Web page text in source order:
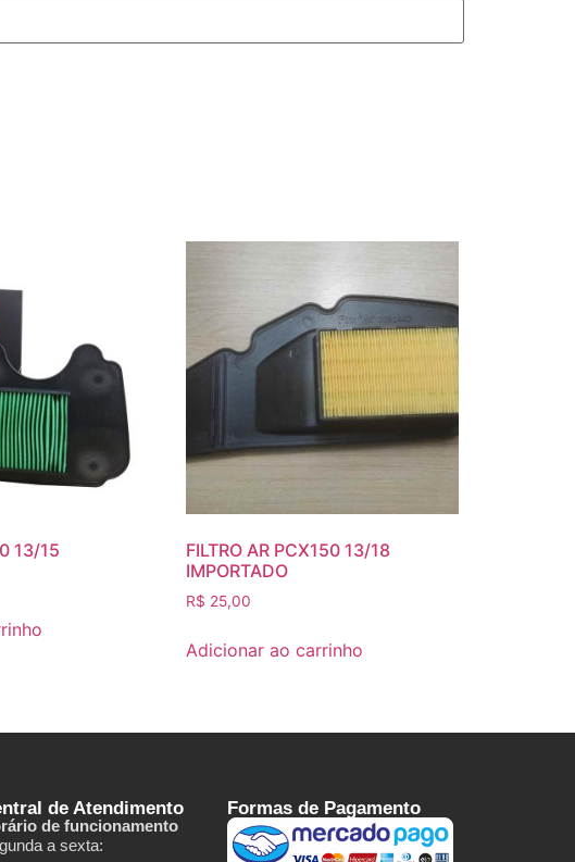
13/15
FILTRO AR PCX150 13/18
IMPORTADO
R$ 25,00
Adicionar ao carrinho
de Atendimento
de funcionamento
a sexta:
Formas de Pagamento